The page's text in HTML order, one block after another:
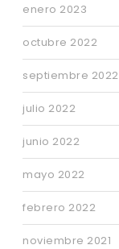
enero 2023
octubre 2022
septiembre 2022
julio 2022
junio 2022
mayo 2022
febrero 2022
noviembre 2021